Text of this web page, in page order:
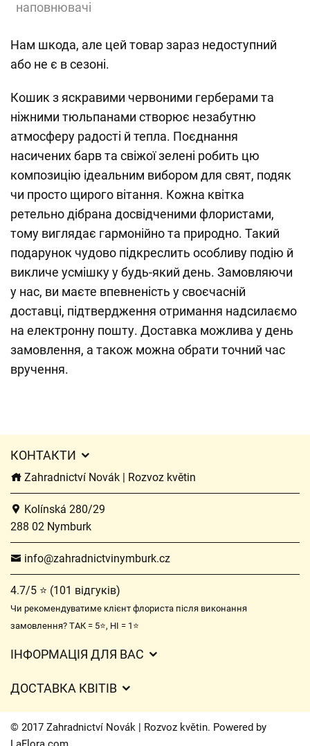
наповнювачі
Нам шкода, але цей товар зараз недоступний
або не є в сезоні.
Кошик з яскравими червоними герберами та
ніжними тюльпанами створює незабутню
атмосферу радості й тепла. Поєднання
насичених барв та свіжої зелені робить цю
композицію ідеальним вибором для свят, подяк
чи просто щирого вітання. Кожна квітка
ретельно дібрана досвідченими флористами,
тому виглядає гармонійно та природно. Такий
подарунок чудово підкреслить особливу подію й
викличе усмішку у будь-який день. Замовляючи
у нас, ви маєте впевненість у своєчасній
доставці, підтвердження отримання надсилаємо
на електронну пошту. Доставка можлива у день
замовлення, а також можна обрати точний час
вручення.
КОНТАКТИ
Zahradnictví Novák | Rozvoz květin
Kolínská 280/29
288 02 Nymburk
info@zahradnictvinymburk.cz
4.7/5 ⭐ (101 відгуків)
Чи рекомендуватиме клієнт флориста після виконання
замовлення? ТАК = 5⭐, НІ = 1⭐
ІНФОРМАЦІЯ ДЛЯ ВАС
Захист персональних даних
Час доставки квітів – огляд можливостей
ДОСТАВКА КВІТІВ
Вартість доставки
Куди ми доставляємо квіти
© 2017 Zahradnictví Novák | Rozvoz květin. Powered by